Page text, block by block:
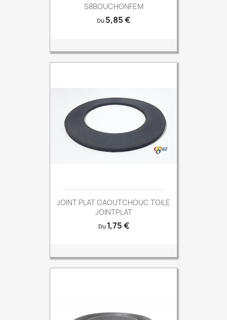
S8BOUCHONFEM
Du Prix
5,85 €
JOINT PLAT CAOUTCHOUC TOILE
JOINTPLAT
Du Prix
1,75 €